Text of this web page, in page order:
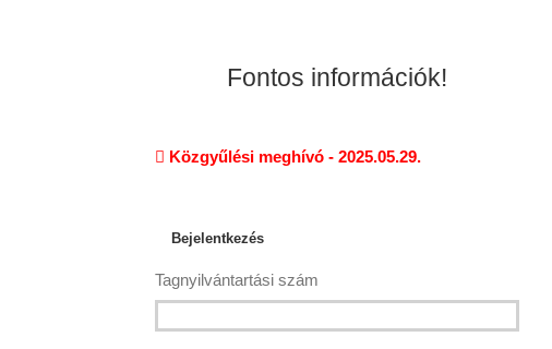
Fontos információk!
Közgyűlési meghívó - 2025.05.29.
Bejelentkezés
Tagnyilvántartási szám